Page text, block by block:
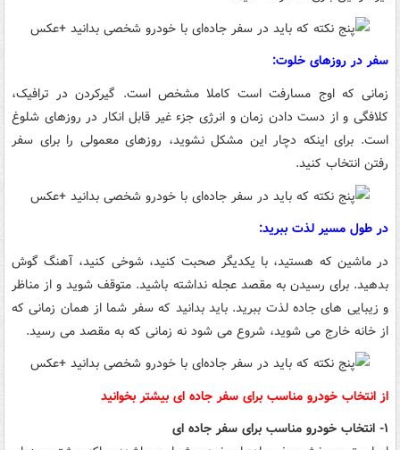
سفر در روزهای خلوت:
زمانی که اوج مسارفت است کاملا مشخص است. گیرکردن در ترافیک،
کلافگی و از دست دادن زمان و انرژی جزء غیر قابل انکار در روزهای شلوغ
است. برای اینکه دچار این مشکل نشوید، روزهای معمولی را برای سفر
رفتن انتخاب کنید.
در طول مسیر لذت ببرید:
در ماشین که هستید، با یکدیگر صحبت کنید، شوخی کنید، آهنگ گوش
بدهید. برای رسیدن به مقصد عجله نداشته باشید. متوقف شوید و از مناظر
و زیبایی های جاده لذت ببرید. باید بدانید که سفر شما از همان زمانی که
از خانه خارج می شوید، شروع می شود نه زمانی که به مقصد می رسید.
از انتخاب خودرو مناسب برای سفر جاده ای بیشتر بخوانید
۱- انتخاب خودرو مناسب برای سفر جاده ای